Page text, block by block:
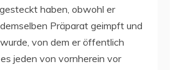
haben, obwohl er
Präparat geimpft und
von dem er öffentlich
jeden von vornherein vor